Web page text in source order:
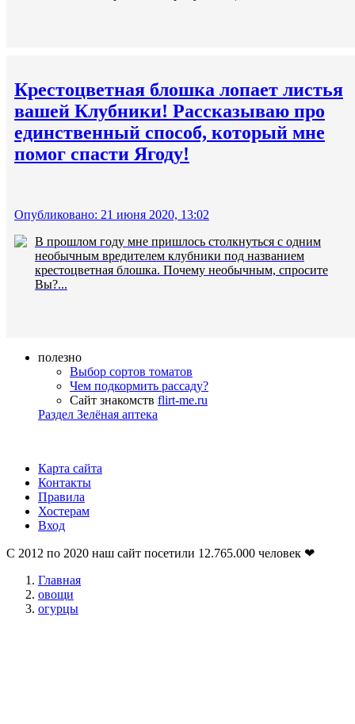
Крестоцветная блошка лопает листья
вашей Клубники! Рассказываю про
единственный способ, который мне
помог спасти Ягоду!
Опубликовано: 21 июня 2020, 13:02
В прошлом году мне пришлось столкнуться с одним
необычным вредителем клубники под названием
крестоцветная блошка. Почему необычным, спросите
Вы?...
полезно
Выбор сортов томатов
Чем подкормить рассаду?
Сайт знакомств flirt-me.ru
Раздел Зелёная аптека
Карта сайта
Контакты
Правила
Хостерам
Вход
С 2012 по 2020 наш сайт посетили 12.765.000 человек ❤
Главная
овощи
огурцы